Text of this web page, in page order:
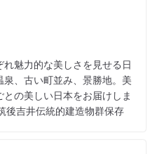
魅力的な美しさを見せる日
、古い町並み、景勝地。美
の美しい日本をお届けしま
後吉井伝統的建造物群保存